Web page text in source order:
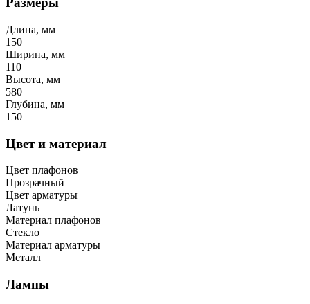
Длина, мм
150
Ширина, мм
110
Высота, мм
580
Глубина, мм
150
Цвет и материал
Цвет плафонов
Прозрачный
Цвет арматуры
Латунь
Материал плафонов
Стекло
Материал арматуры
Металл
Лампы